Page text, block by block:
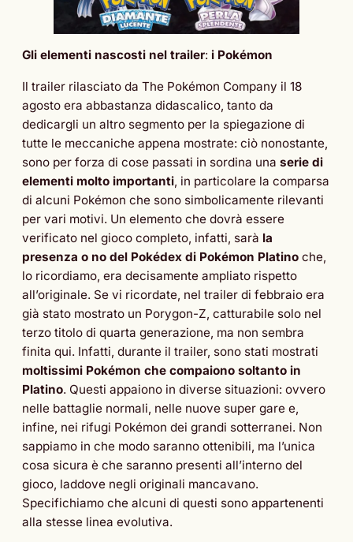
Gli elementi nascosti nel trailer: i Pokémon
Il trailer rilasciato da The Pokémon Company il 18
agosto era abbastanza didascalico, tanto da
dedicargli un altro segmento per la spiegazione di
tutte le meccaniche appena mostrate: ciò nonostante,
sono per forza di cose passati in sordina una serie di
elementi molto importanti, in particolare la comparsa
di alcuni Pokémon che sono simbolicamente rilevanti
per vari motivi. Un elemento che dovrà essere
verificato nel gioco completo, infatti, sarà la
presenza o no del Pokédex di Pokémon Platino che,
lo ricordiamo, era decisamente ampliato rispetto
all’originale. Se vi ricordate, nel trailer di febbraio era
già stato mostrato un Porygon-Z, catturabile solo nel
terzo titolo di quarta generazione, ma non sembra
finita qui. Infatti, durante il trailer, sono stati mostrati
moltissimi Pokémon che compaiono soltanto in
Platino. Questi appaiono in diverse situazioni: ovvero
nelle battaglie normali, nelle nuove super gare e,
infine, nei rifugi Pokémon dei grandi sotterranei. Non
sappiamo in che modo saranno ottenibili, ma l’unica
cosa sicura è che saranno presenti all’interno del
gioco, laddove negli originali mancavano.
Specifichiamo che alcuni di questi sono appartenenti
alla stesse linea evolutiva.